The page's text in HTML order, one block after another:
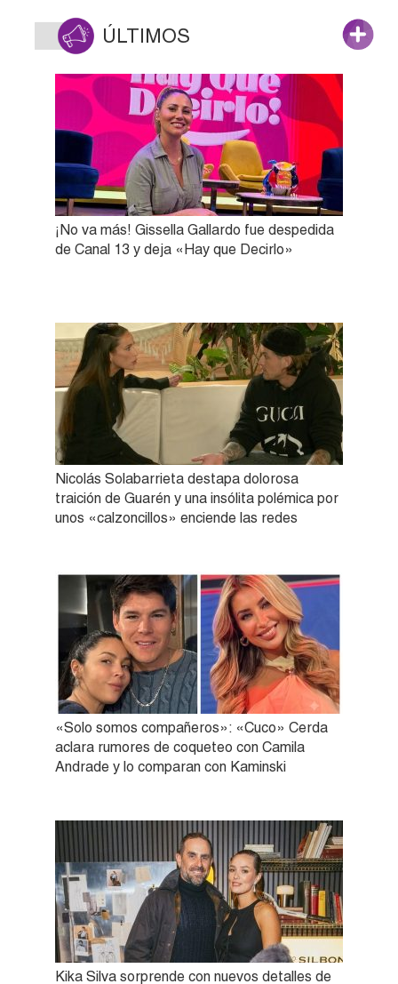
ÚLTIMOS
¡No va más! Gissella Gallardo fue despedida
de Canal 13 y deja «Hay que Decirlo»
Nicolás Solabarrieta destapa dolorosa
traición de Guarén y una insólita polémica por
unos «calzoncillos» enciende las redes
«Solo somos compañeros»: «Cuco» Cerda
aclara rumores de coqueteo con Camila
Andrade y lo comparan con Kaminski
Kika Silva sorprende con nuevos detalles de